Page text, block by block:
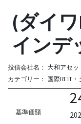
(ダイ
インデ
投信会社名： 大和アセッ
カテゴリー： 国際REIT
基準価額